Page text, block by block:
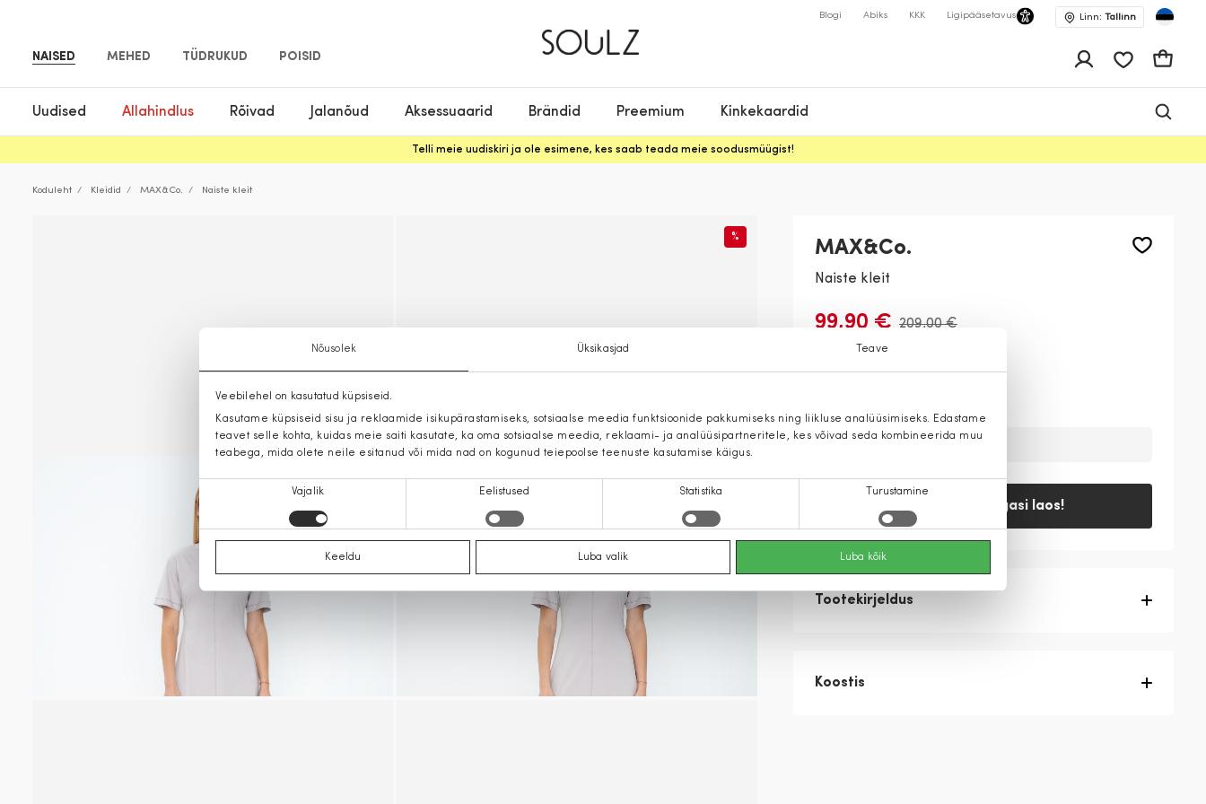
Nõusolek Üksikasjad Teave
Veebilehel on kasutatud küpsiseid.
Kasutame küpsiseid sisu ja reklaamide isikupärastamiseks, sotsiaalse meedia funktsioonide pakkumiseks ning liikluse analüüsimiseks. Edastame
teavet selle kohta, kuidas meie saiti kasutate, ka oma sotsiaalse meedia, reklaami- ja analüüsipartneritele, kes võivad seda kombineerida muu
teabega, mida olete neile esitanud või mida nad on kogunud teiepoolse teenuste kasutamise käigus.
Nõusoleku
valik
Vajalik Eelistused Statistika Turustamine
Keeldu Luba valik Luba kõik
NAISED MEHED TÜDRUKUD POISID
Blogi Abiks KKK Ligipääsetavus Linn: Tallinn
Uudised Allahindlus Rõivad Jalanõud Aksessuaarid Brändid Preemium Kinkekaardid
Telli meie uudiskiri ja ole esimene, kes saab teada meie soodusmüügist!
Koduleht Kleidid MAX&Co. Naiste kleit
%
MAX&Co.
Naiste kleit
99,90 € 209,00 €
Teavita, kui tagasi laos!
Tootekirjeldus
Koostis